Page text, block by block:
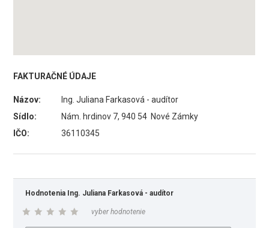
FAKTURAČNÉ ÚDAJE
Názov:
Ing. Juliana Farkasová - audítor
Sídlo:
Nám. hrdinov 7, 940 54 Nové Zámky
IČO:
36110345
Hodnotenia Ing. Juliana Farkasová - audítor
vyber hodnotenie